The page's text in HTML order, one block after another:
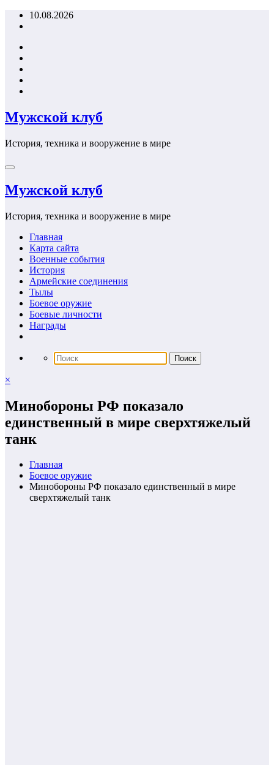
Перейти10.08.2026
Мужской клуб
История, техника и вооружение в мире
Мужской клуб
История, техника и вооружение в мире
Главная
Карта сайта
Военные события
История
Армейские соединения
Тылы
Боевое оружие
Боевые личности
Награды
×
Минобороны РФ показало
единственный в мире сверхтяжелый
танк
Главная
Боевое оружие
Минобороны РФ показало единственный в мире
сверхтяжелый танк